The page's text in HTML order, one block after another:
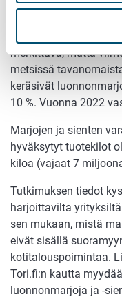
Ulkomaalaisten
sienten
merkittävä, mutta
metsissä
keräsivät
10 %. Vuonna 2022
Marjojen ja sienten
hyväksytyt tuotekilot
kiloa (vajaat 7
Tutkimuksen tiedot
harjoittavilta
sen mukaan, mistä
eivät sisällä
kotitalouspoimintaa.
Tori.fi:n kautta
luonnonmarjoja ja -